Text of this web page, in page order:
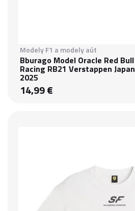
Modely F1 a modely aút
Bburago Model Oracle Red Bull
Racing RB21 Verstappen Japan
2025
14,99 €